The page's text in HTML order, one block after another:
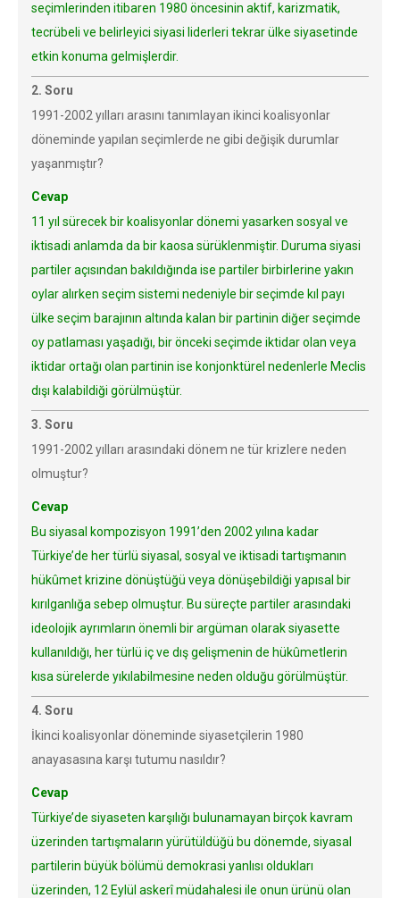
seçimlerinden itibaren 1980 öncesinin aktif, karizmatik,
tecrübeli ve belirleyici siyasi liderleri tekrar ülke siyasetinde
etkin konuma gelmişlerdir.
2. Soru
1991-2002 yılları arasını tanımlayan ikinci koalisyonlar
döneminde yapılan seçimlerde ne gibi değişik durumlar
yaşanmıştır?
Cevap
11 yıl sürecek bir koalisyonlar dönemi yasarken sosyal ve
iktisadi anlamda da bir kaosa sürüklenmiştir. Duruma siyasi
partiler açısından bakıldığında ise partiler birbirlerine yakın
oylar alırken seçim sistemi nedeniyle bir seçimde kıl payı
ülke seçim barajının altında kalan bir partinin diğer seçimde
oy patlaması yaşadığı, bir önceki seçimde iktidar olan veya
iktidar ortağı olan partinin ise konjonktürel nedenlerle Meclis
dışı kalabildiği görülmüştür.
3. Soru
1991-2002 yılları arasındaki dönem ne tür krizlere neden
olmuştur?
Cevap
Bu siyasal kompozisyon 1991’den 2002 yılına kadar
Türkiye’de her türlü siyasal, sosyal ve iktisadi tartışmanın
hükûmet krizine dönüştüğü veya dönüşebildiği yapısal bir
kırılganlığa sebep olmuştur. Bu süreçte partiler arasındaki
ideolojik ayrımların önemli bir argüman olarak siyasette
kullanıldığı, her türlü iç ve dış gelişmenin de hükûmetlerin
kısa sürelerde yıkılabilmesine neden olduğu görülmüştür.
4. Soru
İkinci koalisyonlar döneminde siyasetçilerin 1980
anayasasına karşı tutumu nasıldır?
Cevap
Türkiye’de siyaseten karşılığı bulunamayan birçok kavram
üzerinden tartışmaların yürütüldüğü bu dönemde, siyasal
partilerin büyük bölümü demokrasi yanlısı oldukları
üzerinden, 12 Eylül askerî müdahalesi ile onun ürünü olan